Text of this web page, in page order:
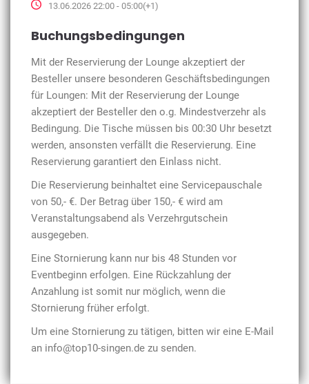
13.06.2026 22:00 - 05:00(+1)
Buchungsbedingungen
Mit der Reservierung der Lounge akzeptiert der
Besteller unsere besonderen Geschäftsbedingungen
für Loungen: Mit der Reservierung der Lounge
akzeptiert der Besteller den o.g. Mindestverzehr als
Bedingung. Die Tische müssen bis 00:30 Uhr besetzt
werden, ansonsten verfällt die Reservierung. Eine
Reservierung garantiert den Einlass nicht.
Die Reservierung beinhaltet eine Servicepauschale
von 50,- €. Der Betrag über 150,- € wird am
Veranstaltungsabend als Verzehrgutschein
ausgegeben.
Eine Stornierung kann nur bis 48 Stunden vor
Eventbeginn erfolgen. Eine Rückzahlung der
Anzahlung ist somit nur möglich, wenn die
Stornierung früher erfolgt.
Um eine Stornierung zu tätigen, bitten wir eine E-Mail
an info@top10-singen.de zu senden.